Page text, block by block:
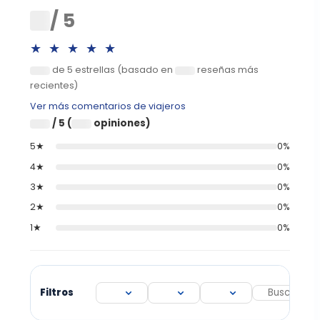
/ 5
★★★★★
de 5 estrellas (basado en
reseñas más
recientes)
Ver más comentarios de viajeros
/ 5 ( opiniones)
5★
0%
4★
0%
3★
0%
2★
0%
1★
0%
Filtros